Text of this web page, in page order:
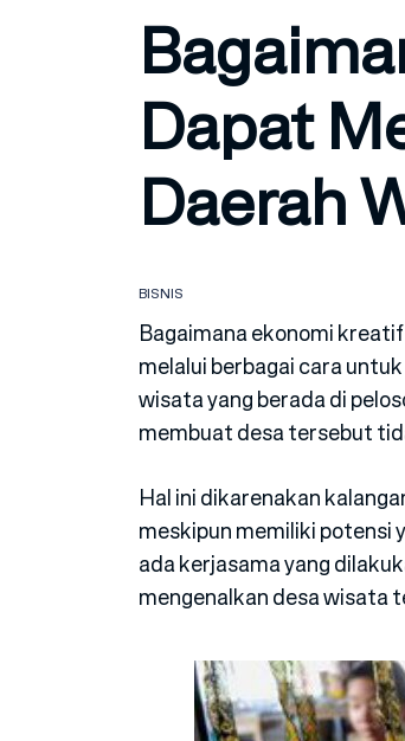
Dapat
Daerah
BISNIS
Bagaimana ekonomi
melalui berbagai cara
wisata yang berada di
membuat desa tersebut
Hal ini dikarenakan
meskipun memiliki potensi
ada kerjasama yang
mengenalkan desa wisata